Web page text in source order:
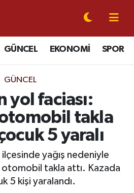
GÜNCEL EKONOMİ SPOR
GÜNCEL
yol faciası:
otomobil takla
5 yaralı
ilçesinde yağış nedeniyle
otomobil takla attı. Kazada
5 kişi yaralandı.
Nöbetçi Eczaneler
Durumu
Namaz Vakitleri
Yoğunluk Haritası
ve Fikstür